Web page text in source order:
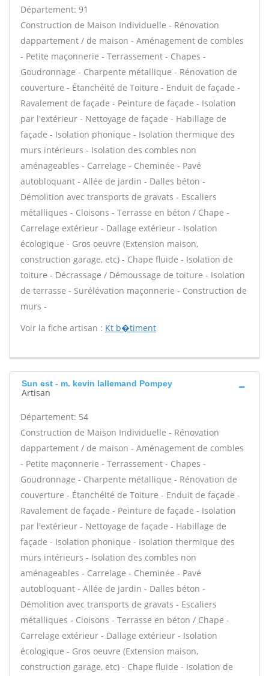
Département: 91
Construction de Maison Individuelle - Rénovation
dappartement / de maison - Aménagement de combles
- Petite maçonnerie - Terrassement - Chapes -
Goudronnage - Charpente métallique - Rénovation de
couverture - Étanchéité de Toiture - Enduit de façade -
Ravalement de façade - Peinture de façade - Isolation
par l'extérieur - Nettoyage de façade - Habillage de
façade - Isolation phonique - Isolation thermique des
murs intérieurs - Isolation des combles non
aménageables - Carrelage - Cheminée - Pavé
autobloquant - Allée de jardin - Dalles béton -
Démolition avec transports de gravats - Escaliers
métalliques - Cloisons - Terrasse en béton / Chape -
Carrelage extérieur - Dallage extérieur - Isolation
écologique - Gros oeuvre (Extension maison,
construction garage, etc) - Chape fluide - Isolation de
toiture - Décrassage / Démoussage de toiture - Isolation
de terrasse - Surélévation maçonnerie - Construction de
murs -
Voir la fiche artisan : Kt b�timent
Sun est - m. kevin lallemand Pompey
Artisan
Département: 54
Construction de Maison Individuelle - Rénovation
dappartement / de maison - Aménagement de combles
- Petite maçonnerie - Terrassement - Chapes -
Goudronnage - Charpente métallique - Rénovation de
couverture - Étanchéité de Toiture - Enduit de façade -
Ravalement de façade - Peinture de façade - Isolation
par l'extérieur - Nettoyage de façade - Habillage de
façade - Isolation phonique - Isolation thermique des
murs intérieurs - Isolation des combles non
aménageables - Carrelage - Cheminée - Pavé
autobloquant - Allée de jardin - Dalles béton -
Démolition avec transports de gravats - Escaliers
métalliques - Cloisons - Terrasse en béton / Chape -
Carrelage extérieur - Dallage extérieur - Isolation
écologique - Gros oeuvre (Extension maison,
construction garage, etc) - Chape fluide - Isolation de